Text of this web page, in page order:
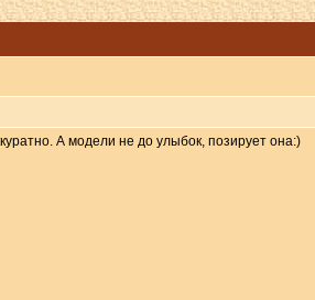
А модели не до улыбок, позирует она:)